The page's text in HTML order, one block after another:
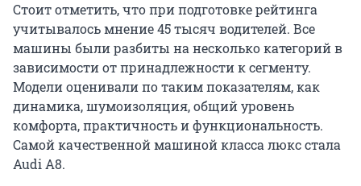
Стоит отметить, что при подготовке рейтинга
учитывалось мнение 45 тысяч водителей. Все
машины были разбиты на несколько категорий в
зависимости от принадлежности к сегменту.
Модели оценивали по таким показателям, как
динамика, шумоизоляция, общий уровень
комфорта, практичность и функциональность.
Самой качественной машиной класса люкс стала
Audi A8.